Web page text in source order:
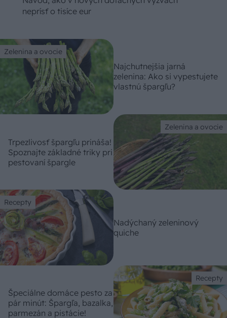
neprísť o tisíce eur
Zelenina a ovocie
Najchutnejšia jarná
zelenina: Ako si vypestujete
vlastnú špargľu?
Zelenina a ovocie
Trpezlivosť špargľu prináša!
Spoznajte základné triky pri
pestovaní špargle
Recepty
Nadýchaný zeleninový
quiche
Recepty
Špeciálne domáce pesto za
pár minút: Špargľa, bazalka,
parmezán a pistácie!